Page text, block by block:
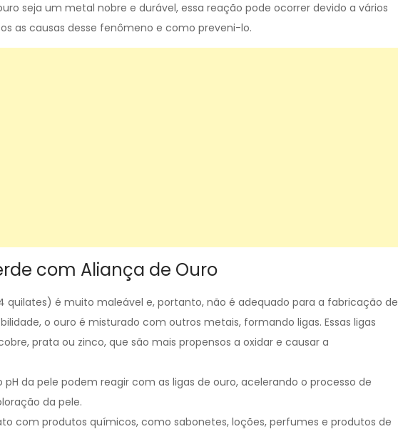
seja um metal nobre e durável, essa reação pode ocorrer devido a vários
as causas desse fenômeno e como preveni-lo.
com Aliança de Ouro
quilates) é muito maleável e, portanto, não é adequado para a fabricação de
o ouro é misturado com outros metais, formando ligas. Essas ligas
prata ou zinco, que são mais propensos a oxidar e causar a
pH da pele podem reagir com as ligas de ouro, acelerando o processo de
da pele.
com produtos químicos, como sabonetes, loções, perfumes e produtos de